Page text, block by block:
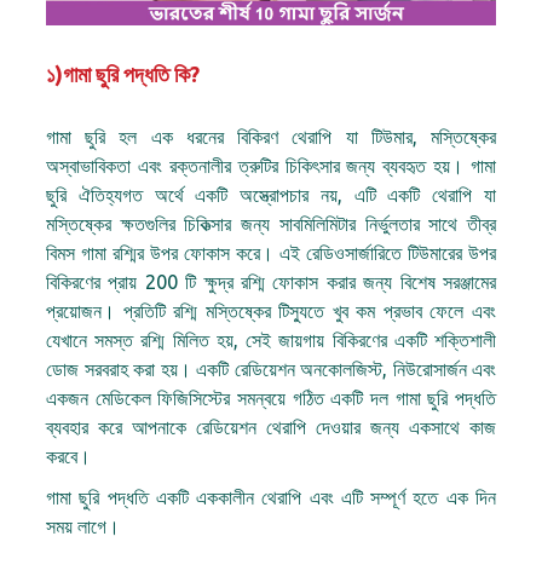
১)গামা ছুরি পদ্ধতি কি?
গামা ছুরি হল এক ধরনের বিকিরণ থেরাপি যা টিউমার, মস্তিষ্কের
অস্বাভাবিকতা এবং রক্তনালীর ত্রুটির চিকিৎসার জন্য ব্যবহৃত হয়। গামা
ছুরি ঐতিহ্যগত অর্থে একটি অস্ত্রোপচার নয়, এটি একটি থেরাপি যা
মস্তিষ্কের ক্ষতগুলির চিকিত্সার জন্য সাবমিলিমিটার নির্ভুলতার সাথে তীব্র
বিমস গামা রশ্মির উপর ফোকাস করে। এই রেডিওসার্জারিতে টিউমারের উপর
বিকিরণের প্রায় 200 টি ক্ষুদ্র রশ্মি ফোকাস করার জন্য বিশেষ সরঞ্জামের
প্রয়োজন। প্রতিটি রশ্মি মস্তিষ্কের টিস্যুতে খুব কম প্রভাব ফেলে এবং
যেখানে সমস্ত রশ্মি মিলিত হয়, সেই জায়গায় বিকিরণের একটি শক্তিশালী
ডোজ সরবরাহ করা হয়। একটি রেডিয়েশন অনকোলজিস্ট, নিউরোসার্জন এবং
একজন মেডিকেল ফিজিসিস্টের সমন্বয়ে গঠিত একটি দল গামা ছুরি পদ্ধতি
ব্যবহার করে আপনাকে রেডিয়েশন থেরাপি দেওয়ার জন্য একসাথে কাজ
করবে।
গামা ছুরি পদ্ধতি একটি এককালীন থেরাপি এবং এটি সম্পূর্ণ হতে এক দিন
সময় লাগে।